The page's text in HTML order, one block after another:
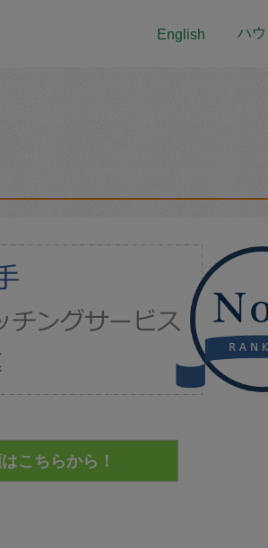
English ハ